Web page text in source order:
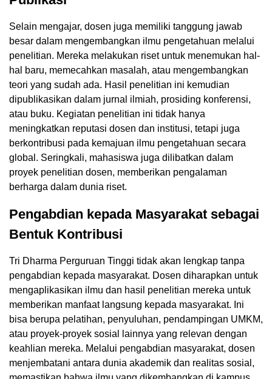
Selain mengajar, dosen juga memiliki tanggung jawab
besar dalam mengembangkan ilmu pengetahuan melalui
penelitian. Mereka melakukan riset untuk menemukan hal-
hal baru, memecahkan masalah, atau mengembangkan
teori yang sudah ada. Hasil penelitian ini kemudian
dipublikasikan dalam jurnal ilmiah, prosiding konferensi,
atau buku. Kegiatan penelitian ini tidak hanya
meningkatkan reputasi dosen dan institusi, tetapi juga
berkontribusi pada kemajuan ilmu pengetahuan secara
global. Seringkali, mahasiswa juga dilibatkan dalam
proyek penelitian dosen, memberikan pengalaman
berharga dalam dunia riset.
Pengabdian kepada Masyarakat sebagai
Bentuk Kontribusi
Tri Dharma Perguruan Tinggi tidak akan lengkap tanpa
pengabdian kepada masyarakat. Dosen diharapkan untuk
mengaplikasikan ilmu dan hasil penelitian mereka untuk
memberikan manfaat langsung kepada masyarakat. Ini
bisa berupa pelatihan, penyuluhan, pendampingan UMKM,
atau proyek-proyek sosial lainnya yang relevan dengan
keahlian mereka. Melalui pengabdian masyarakat, dosen
menjembatani antara dunia akademik dan realitas sosial,